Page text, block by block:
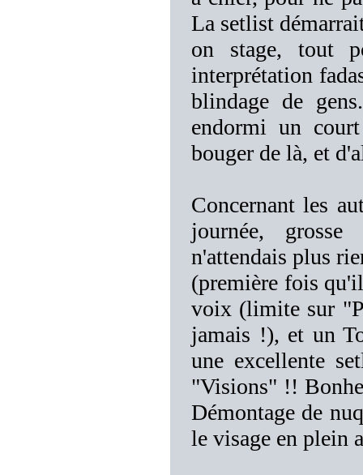
La setlist
on stage, tout
interprétation
blindage de
endormi un
bouger de là, et
Concernant les
journée,
n'attendais plus
(première fois
voix (limite sur
jamais !), et un
une excellente
"Visions" !!
Démontage de
le visage en plein